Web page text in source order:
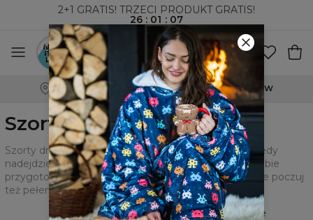
2+1 GRATIS! TRZECI PRODUKT GRATIS!
26 : 01 : 05
100-DNIOWE PRAWO ZWROTU
Szorty dresowe
Szorty dresowe muszą znaleźć się w Twojej szafie, kiedy
nadejdzie lato. Wybieraj z setek wzorów, które dla Ciebie
przygotowaliśmy i tego lata bądź nie tylko stylowy, ale poczuj
też pełen komfort i luz.
Filtry
Polecane